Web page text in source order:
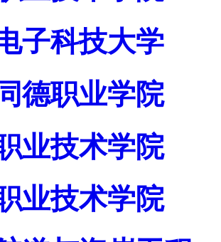
子科技大学
德职业学院
业技术学院
业技术学院